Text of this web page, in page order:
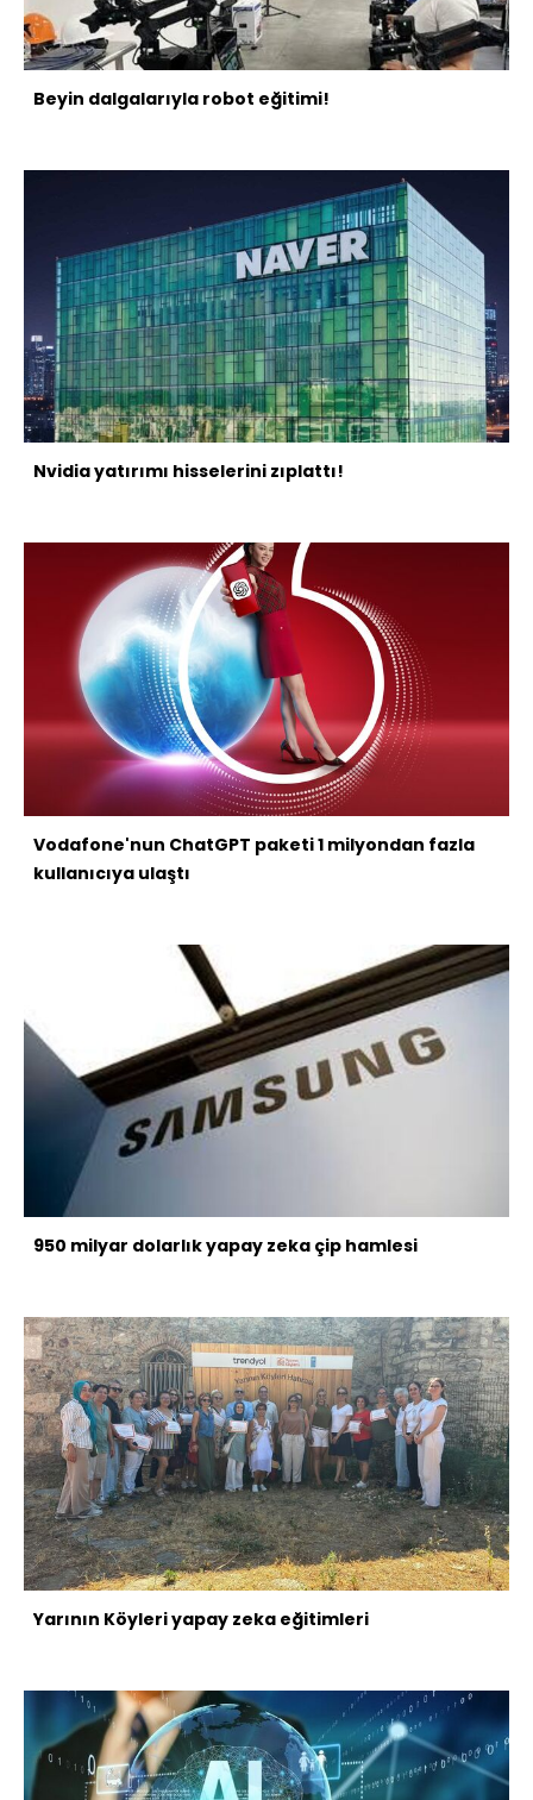
Beyin dalgalarıyla robot eğitimi!
Nvidia yatırımı hisselerini zıplattı!
Vodafone'nun ChatGPT paketi 1 milyondan fazla
kullanıcıya ulaştı
950 milyar dolarlık yapay zeka çip hamlesi
Yarının Köyleri yapay zeka eğitimleri